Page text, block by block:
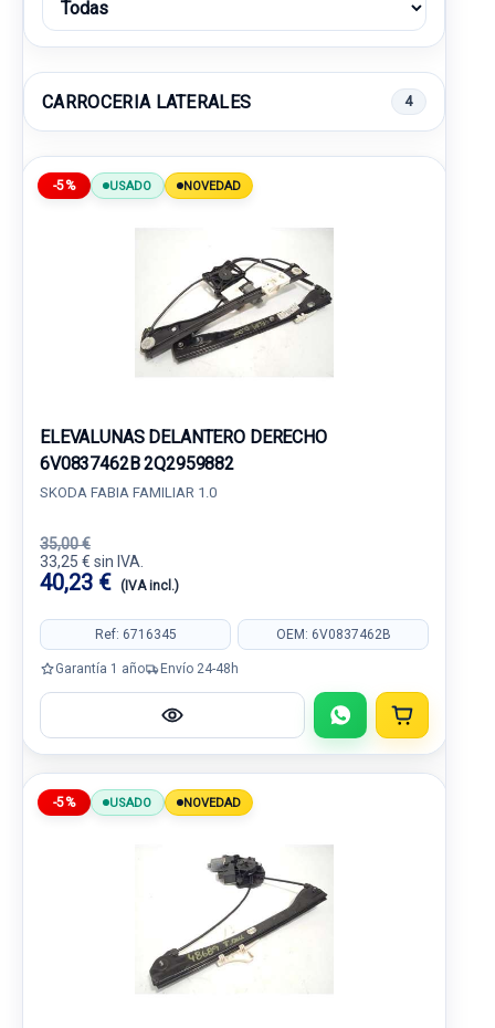
CARROCERIA LATERALES 4
-5% USADO NOVEDAD
ELEVALUNAS DELANTERO DERECHO
6V0837462B 2Q2959882
SKODA FABIA FAMILIAR 1.0
35,00 €
33,25 € sin IVA.
40,23 € (IVA incl.)
Ref: 6716345 OEM: 6V0837462B
Garantía 1 año Envío 24-48h
-5% USADO NOVEDAD